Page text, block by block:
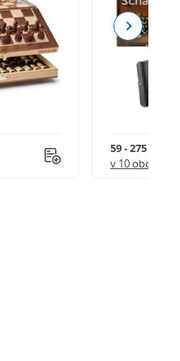
59 - 275 Kč
v 10 obchodech
Next